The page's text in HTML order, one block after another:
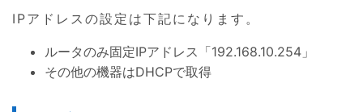
IPアドレスの設定は下記になります。
ルータのみ固定IPアドレス「192.168.10.254」
その他の機器はDHCPで取得